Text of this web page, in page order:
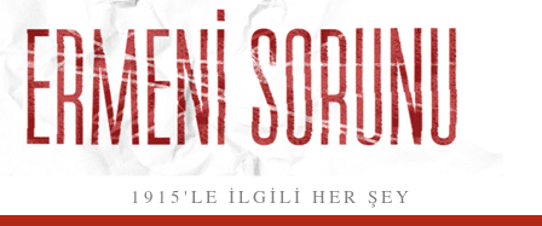
1915'LE İLGİLİ HER ŞEY